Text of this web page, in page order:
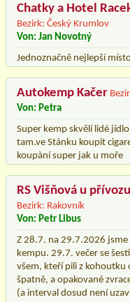
Chatky a Hotel
Bezirk: Český Krumlov
Von: Jan Novotný
Jednoznačně nejlepší
Autokemp Kačer
Von: Petra
Super kemp skvělí lidé
tam.ve Stánku koupit
koupàní super jak u moře
RS Višňová u přívozu
Bezirk: Rakovník
Von: Petr Libus
Z 28.7. na 29.7.2026
kempu. 29.7. večer se
všem, kteří pili z kohoutku
špatně, a opakované
(a interval dosud není